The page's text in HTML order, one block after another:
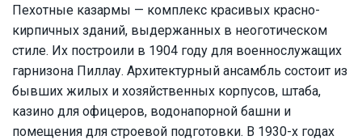
Пехотные казармы — комплекс красивых красно-
кирпичных зданий, выдержанных в неоготическом
стиле. Их построили в 1904 году для военнослужащих
гарнизона Пиллау. Архитектурный ансамбль состоит из
бывших жилых и хозяйственных корпусов, штаба,
казино для офицеров, водонапорной башни и
помещения для строевой подготовки. В 1930-х годах